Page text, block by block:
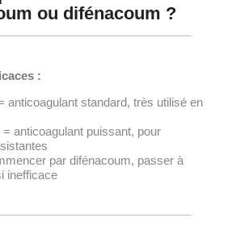
ou difénacoum ?
:
anticoagulant standard, très utilisé en
= anticoagulant puissant, pour
par difénacoum, passer à
inefficace